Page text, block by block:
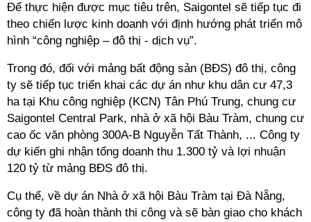
Để thực hiện được mục tiêu trên, Saigontel sẽ tiếp tục đi
theo chiến lược kinh doanh với định hướng phát triển mô
hình “công nghiệp – đô thị - dịch vụ”.
Trong đó, đối với mảng bất động sản (BĐS) đô thị, công
ty sẽ tiếp tục triển khai các dự án như khu dân cư 47,3
ha tại Khu công nghiệp (KCN) Tân Phú Trung, chung cư
Saigontel Central Park, nhà ở xã hội Bàu Tràm, chung cư
cao ốc văn phòng 300A-B Nguyễn Tất Thành, ... Công ty
dự kiến ghi nhận tổng doanh thu 1.300 tỷ và lợi nhuận
120 tỷ từ mảng BĐS đô thị.
Cụ thể, về dự án Nhà ở xã hội Bàu Tràm tại Đà Nẵng,
công ty đã hoàn thành thi công và sẽ bàn giao cho khách